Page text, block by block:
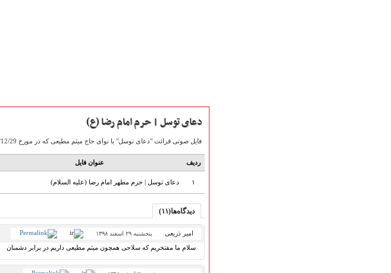
دعای توسل | حرم امام رضا (ع)
فایل صوتی قرائت "دعای توسل" با نوای حاج میثم مطیعی که در مورخ 96/12/29 در حرم مطهر امام رضا(علیه السلام) اجرا شده است، در ادامه آماده دریافت می باشد.
ردیف عنوان فایل
۱ دعای توسل | حرم مطهر امام رضا (علیه السلام)
دیدگاه‌ها(۱۱)
امیر ذریعی پنجشنبه ۲۹ اسفند ۱۳۹۸
سلام ما مفتخریم که سلاحی همچون میثم مطیعی داریم در برابر دشمنان